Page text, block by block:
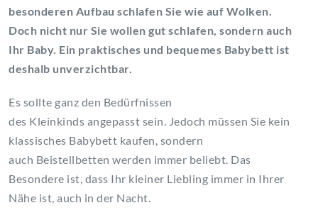
besonderen Aufbau schlafen Sie wie auf Wolken.
Doch nicht nur Sie wollen gut schlafen, sondern auch
Ihr Baby. Ein praktisches und bequemes Babybett ist
deshalb unverzichtbar.
Es sollte ganz den Bedürfnissen
des Kleinkinds angepasst sein. Jedoch müssen Sie kein
klassisches Babybett kaufen, sondern
auch Beistellbetten werden immer beliebt. Das
Besondere ist, dass Ihr kleiner Liebling immer in Ihrer
Nähe ist, auch in der Nacht.